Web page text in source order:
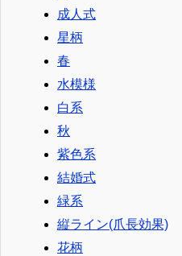
成人式
星柄
春
水模様
白系
秋
紫色系
結婚式
緑系
縦ライン(爪長効果)
花柄